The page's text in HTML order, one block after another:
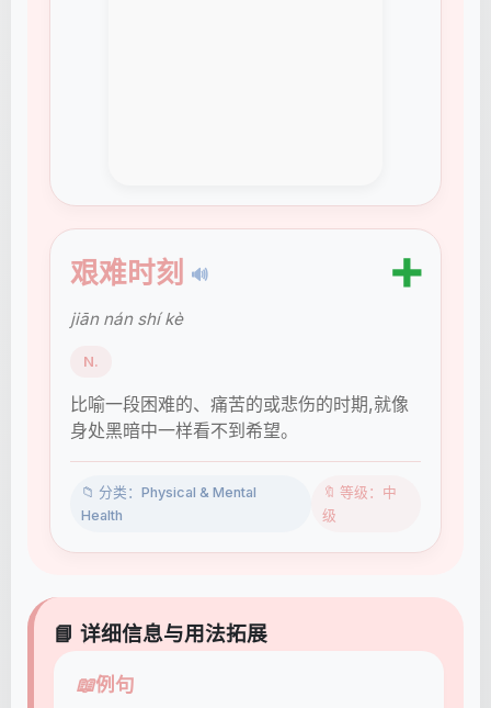
艰难时刻 🔊 ➕
jiān nán shí kè
N.
比喻一段困难的、痛苦的或悲伤的时期,就像
身处黑暗中一样看不到希望。
📁 分类：Physical & Mental
Health
🔖 等级：中
级
📘 详细信息与用法拓展
📖例句